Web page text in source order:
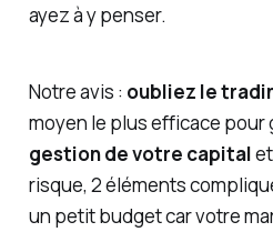
ayez à y penser.
Notre avis : oubliez le
moyen le plus efficace pour
gestion de votre capital
risque, 2 éléments
un petit budget car votre